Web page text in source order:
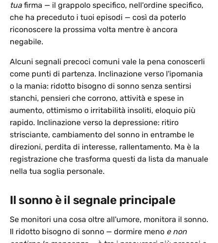
tuafirma — il grappolo specifico, nell'ordine specifico,
che ha preceduto i tuoi episodi — così da poterlo
riconoscere la prossima volta mentre è ancora
negabile.
Alcuni segnali precoci comuni vale la pena conoscerli
come punti di partenza. Inclinazione verso l'ipomania
o la mania: ridotto bisogno di sonno senza sentirsi
stanchi, pensieri che corrono, attività e spese in
aumento, ottimismo o irritabilità insoliti, eloquio più
rapido. Inclinazione verso la depressione: ritiro
strisciante, cambiamento del sonno in entrambe le
direzioni, perdita di interesse, rallentamento. Ma è la
registrazione che trasforma questi da lista da manuale
nella tua soglia personale.
Il sonno è il segnale principale
Se monitori una cosa oltre all'umore, monitora il sonno.
Il ridotto bisogno di sonno — dormire meno e non